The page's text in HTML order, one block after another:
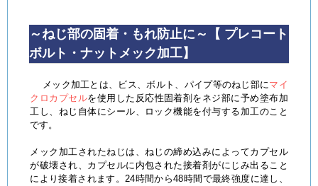
～ねじ部の固着・もれ防止に～【 プレコート
ボルト・ナットメック加工】
メック加工とは、ビス、ボルト、パイプ等のねじ部にマイ
クロカプセルを使用した反応性固着剤をネジ部に予め塗布加
工し、ねじ自体にシール、ロック機能を付与する加工のこと
です。
メック加工されたねじは、ねじの締め込みによってカプセル
が破壊され、カプセルに内包された接着剤がにじみ出ること
により接着されます。24時間から48時間で最終強度に達し、